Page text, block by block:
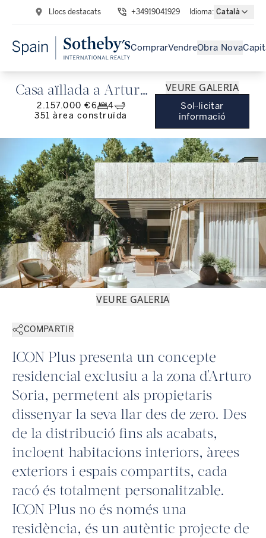
Llocs destacats +34919041929 Idioma: Català
ComprarVendreObra Nova
Casa aïllada a Arturo
Soria
2.157.000 €6
4
351 àrea construïda
VEURE GALERIA
Sol·licitar
informació
VEURE GALERIA
COMPARTIR
ICON Plus presenta un concepte
residencial exclusiu a la zona d'Arturo
Soria, permetent als propietaris
dissenyar la seva llar des de zero. Des
de la distribució fins als acabats,
incloent habitacions interiors, àrees
exteriors i espais compartits, cada
racó és totalment personalitzable.
ICON Plus no és només una
residència, és un autèntic projecte de